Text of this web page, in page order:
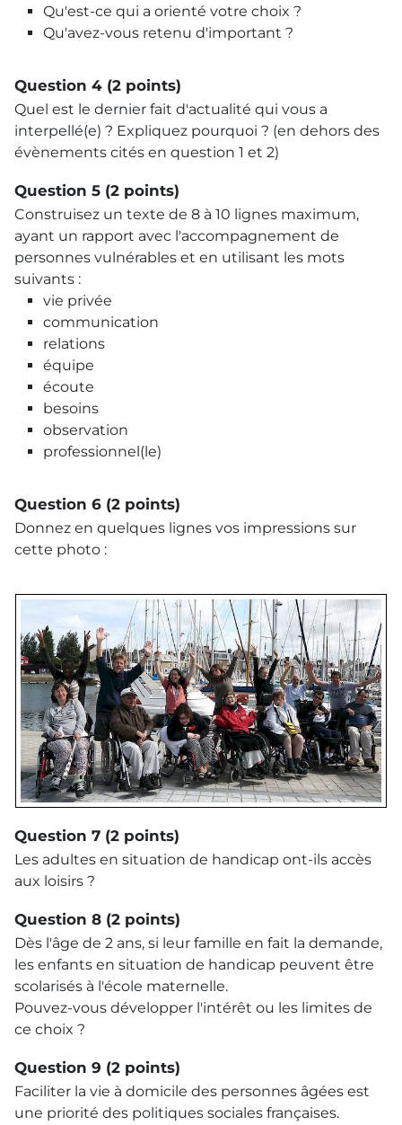
Qu'est-ce qui a orienté votre choix ?
Qu'avez-vous retenu d'important ?
Question 4 (2 points)
Quel est le dernier fait d'actualité qui vous a
interpellé(e) ? Expliquez pourquoi ? (en dehors des
évènements cités en question 1 et 2)
Question 5 (2 points)
Construisez un texte de 8 à 10 lignes maximum,
ayant un rapport avec l'accompagnement de
personnes vulnérables et en utilisant les mots
suivants :
vie privée
communication
relations
équipe
écoute
besoins
observation
professionnel(le)
Question 6 (2 points)
Donnez en quelques lignes vos impressions sur
cette photo :
Question 7 (2 points)
Les adultes en situation de handicap ont-ils accès
aux loisirs ?
Question 8 (2 points)
Dès l'âge de 2 ans, si leur famille en fait la demande,
les enfants en situation de handicap peuvent être
scolarisés à l'école maternelle.
Pouvez-vous développer l'intérêt ou les limites de
ce choix ?
Question 9 (2 points)
Faciliter la vie à domicile des personnes âgées est
une priorité des politiques sociales françaises.